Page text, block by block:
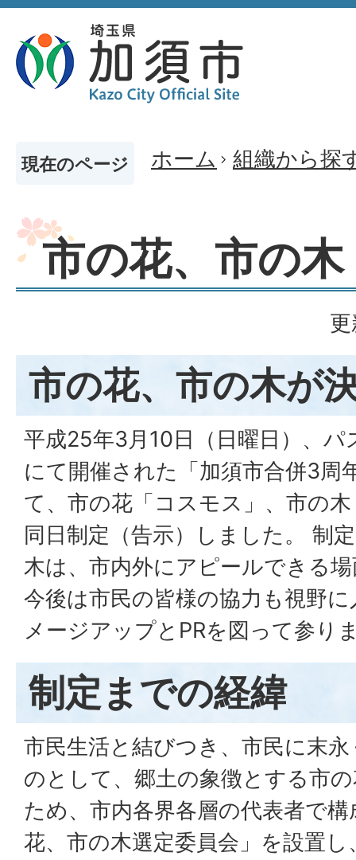
現在のページ ホーム 組織から探
市の花、市の木
市の花、市の木が
平成25年3月10日（日曜日）、
にて開催された「加須市合併3周
て、市の花「コスモス」、市の
同日制定（告示）しました。 制
木は、市内外にアピールできる
今後は市民の皆様の協力も視野
メージアップとPRを図って参り
制定までの経緯
市民生活と結びつき、市民に末
のとして、郷土の象徴とする市
ため、市内各界各層の代表者で
花、市の木選定委員会」を設置